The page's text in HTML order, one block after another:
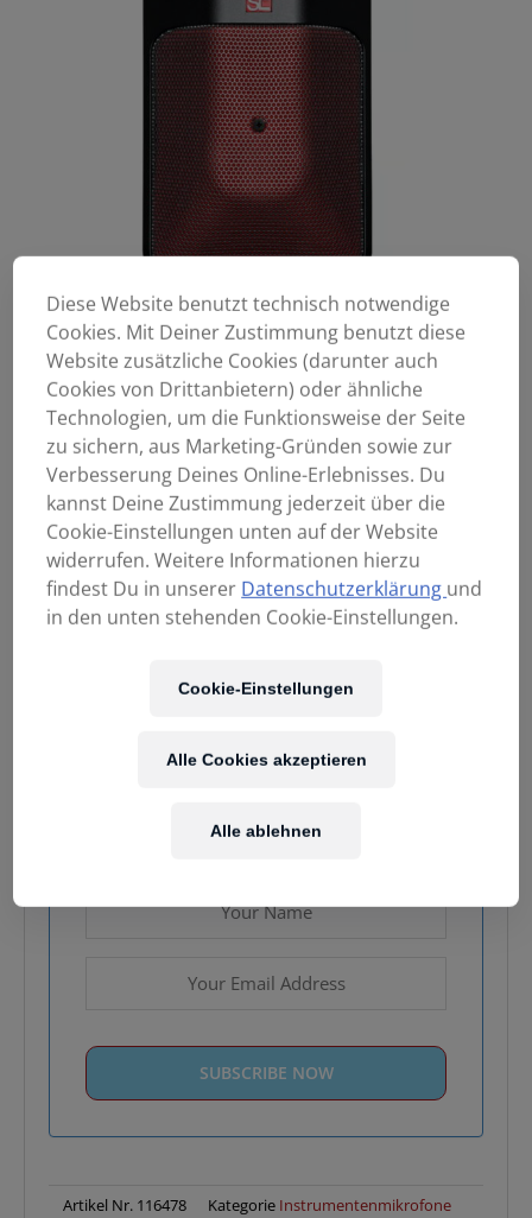
289,00€
Kostenloser Versandin AT & DE
Nicht vorrätig
Email when stock available
Artikel Nr. 116478 Kategorie Instrumentenmikrofone
Diese Website benutzt technisch notwendige
Cookies. Mit Deiner Zustimmung benutzt diese
Website zusätzliche Cookies (darunter auch
Cookies von Drittanbietern) oder ähnliche
Technologien, um die Funktionsweise der Seite
zu sichern, aus Marketing-Gründen sowie zur
Verbesserung Deines Online-Erlebnisses. Du
kannst Deine Zustimmung jederzeit über die
Cookie-Einstellungen unten auf der Website
widerrufen. Weitere Informationen hierzu
findest Du in unserer Datenschutzerklärung und
in den unten stehenden Cookie-Einstellungen.
Cookie-Einstellungen
Alle ablehnen
Alle Cookies akzeptieren